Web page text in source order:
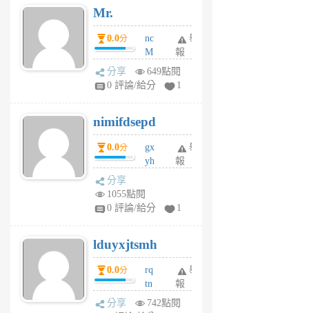
Mr.
0.0分
nc
M
U
F
U
5
個
月
舉
報
分享
649點閱
0 評論/給分
1
nimifdsepd
0.0分
gx
yh
jl
月
前
舉
報
分享
1055點閱
0 評論/給分
1
lduyxjtsmh
0.0分
rq
tn
jt
舉
報
分享
742點閱